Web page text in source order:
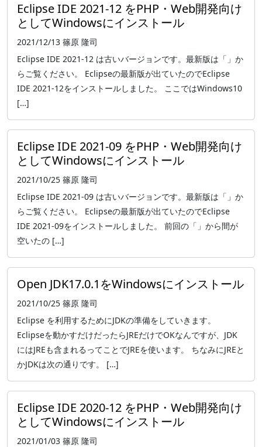
Eclipse IDE 2021-12 をPHP・Web開発向け
としてWindowsにインストール
2021/12/13 篠原 隆司
Eclipse IDE 2021-12 は古いバージョンです。最新版は「」か
らご覧ください。 Eclipseの最新版が出ていたのでEclipse
IDE 2021-12をインストールしました。 ここではWindows10
[…]
Eclipse IDE 2021-09 をPHP・Web開発向け
としてWindowsにインストール
2021/10/25 篠原 隆司
Eclipse IDE 2021-09 は古いバージョンです。最新版は「」か
らご覧ください。 Eclipseの最新版が出ていたのでEclipse
IDE 2021-09をインストールしました。 前回の「」から間が
空いたの […]
Open JDK17.0.1をWindowsにインストール
2021/10/25 篠原 隆司
Eclipse を利用するためにJDKの準備をしていきます。
Eclipseを動かすだけだったらJREだけでOKなんですが、JDK
にはJREも含まれるってことでJREを使います。 ちなみにJREと
かJDKは次の通りです。 […]
Eclipse IDE 2020-12 をPHP・Web開発向け
としてWindowsにインストール
2021/01/03 篠原 隆司